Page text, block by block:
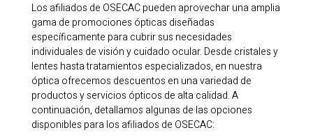
Los afiliados de OSECAC pueden aprovechar una amplia
gama de promociones ópticas diseñadas
específicamente para cubrir sus necesidades
individuales de visión y cuidado ocular. Desde cristales y
lentes hasta tratamientos especializados, en nuestra
óptica ofrecemos descuentos en una variedad de
productos y servicios ópticos de alta calidad. A
continuación, detallamos algunas de las opciones
disponibles para los afiliados de OSECAC: